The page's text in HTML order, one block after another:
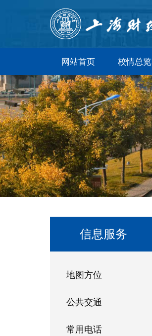
网站首页 校情总览
信息服务
地图方位
公共交通
常用电话